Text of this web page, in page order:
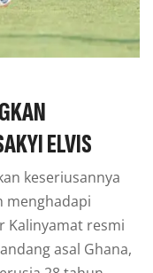
ELVIS
keseriusannya
menghadapi
Kalinyamat resmi
asal Ghana,